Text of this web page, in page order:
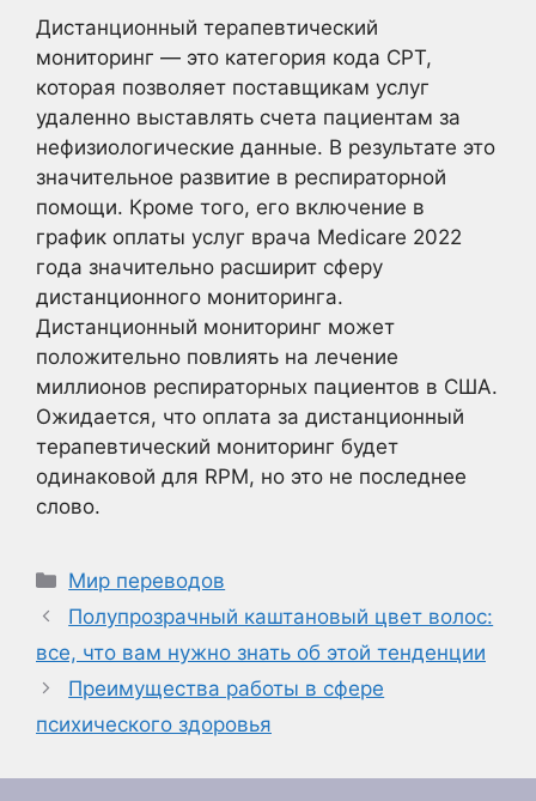
Дистанционный терапевтический
мониторинг — это категория кода CPT,
которая позволяет поставщикам услуг
удаленно выставлять счета пациентам за
нефизиологические данные. В результате это
значительное развитие в респираторной
помощи. Кроме того, его включение в
график оплаты услуг врача Medicare 2022
года значительно расширит сферу
дистанционного мониторинга.
Дистанционный мониторинг может
положительно повлиять на лечение
миллионов респираторных пациентов в США.
Ожидается, что оплата за дистанционный
терапевтический мониторинг будет
одинаковой для RPM, но это не последнее
слово.
Рубрики
Мир переводов
Полупрозрачный каштановый цвет волос:
все, что вам нужно знать об этой тенденции
Преимущества работы в сфере
психического здоровья